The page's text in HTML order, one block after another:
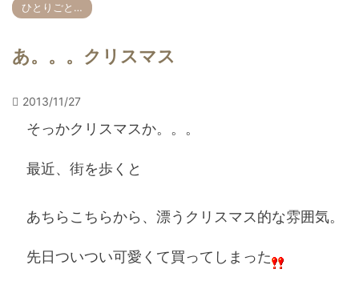
ひとりごと…
あ。。。クリスマス
2013/11/27
そっかクリスマスか。。。
最近、街を歩くと
あちらこちらから、漂うクリスマス的な雰囲気。
先日ついつい可愛くて買ってしまった